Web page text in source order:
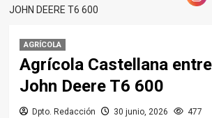
JOHN DEERE T6 600
AGRÍCOLA
Agrícola Castellana
John Deere T6 600
Dpto. Redacción 30 junio, 2026 477